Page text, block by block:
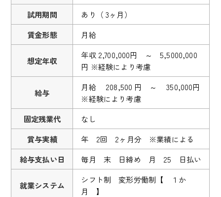
試用期間
あり（ 3ヶ月）
賃金形態
月給
想定年収
年収 2,700,000円 ～ 5,5000,000
円 ※経験により考慮
給与
月給 208,500 円 ～ 350,000円
※経験により考慮
固定残業代
なし
賞与実績
年 2回 2ヶ月分 ※業績による
給与支払い日
毎月 末 日締め 月 25 日払い
就業システム
シフト制 変形労働制【 １か
月 】